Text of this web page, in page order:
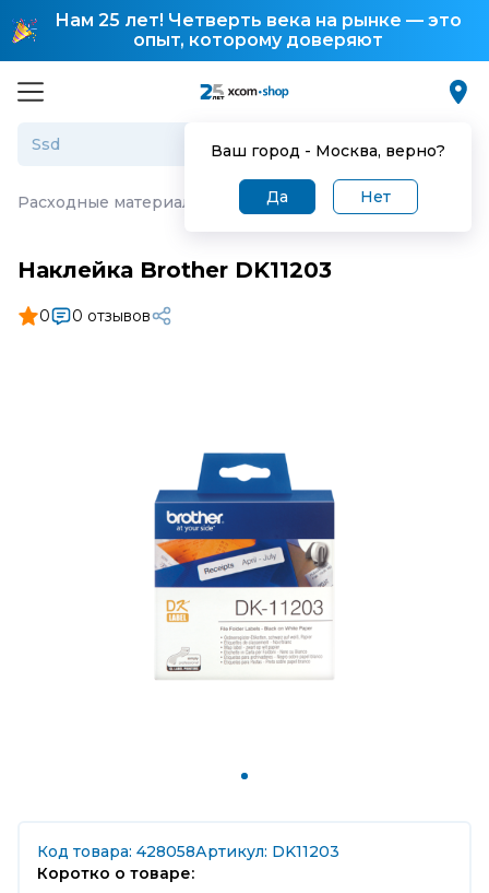
Нам 25 лет! Четверть века на рынке — это
опыт, которому доверяют
Ваш город - Москва, верно?
Да Нет
Расходные материалы для термопринтеров
Наклейка Brother DK11203
0 0 отзывов
Код товара: 428058Артикул: DK11203
Коротко о товаре: